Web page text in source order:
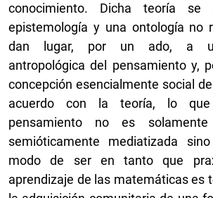
conocimiento. Dicha teoría
epistemología y una ontología no
dan lugar, por un ado, a
antropológica del pensamiento y,
concepción esencialmente social
acuerdo con la teoría, lo que
pensamiento no es
semióticamente mediatizada
modo de ser en tanto que
aprendizaje de las matemáticas es